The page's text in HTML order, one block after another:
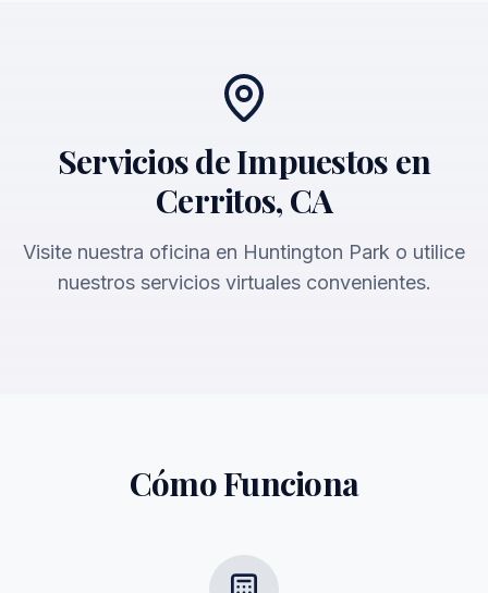
Servicios de Impuestos en
Cerritos, CA
Visite nuestra oficina en Huntington Park o utilice
nuestros servicios virtuales convenientes.
Cómo Funciona